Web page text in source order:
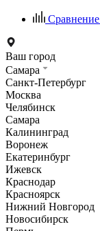
Сравнение
Ваш город
Самара
Санкт-Петербург
Москва
Челябинск
Самара
Калининград
Воронеж
Екатеринбург
Ижевск
Краснодар
Красноярск
Нижний Новгород
Новосибирск